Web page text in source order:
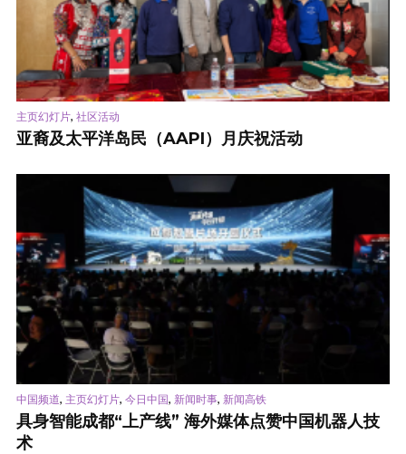
主页幻灯片, 社区活动
亚裔及太平洋岛民（AAPI）月庆祝活动
中国频道, 主页幻灯片, 今日中国, 新闻时事, 新闻高铁
具身智能成都“上产线” 海外媒体点赞中国机器人技
术